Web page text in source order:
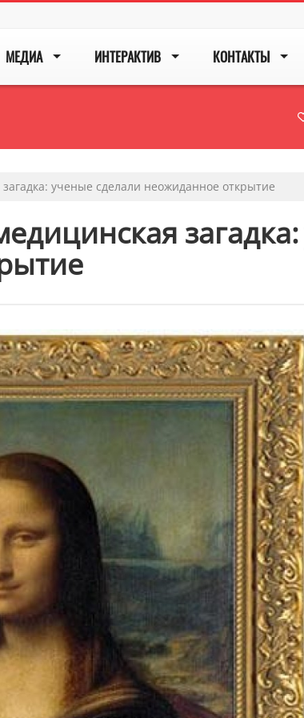
МЕДИА ИНТЕРАКТИВ КОНТАКТЫ
ученые сделали неожиданное открытие
Мелодии Легенды
Вечер на радио
Мелодия